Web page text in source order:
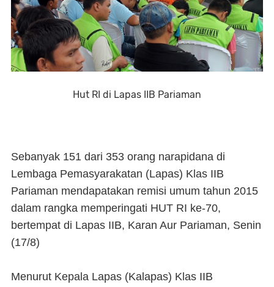
Hut RI di Lapas IIB Pariaman
Sebanyak 151 dari 353 orang narapidana di
Lembaga Pemasyarakatan (Lapas) Klas IIB
Pariaman mendapatakan remisi umum tahun 2015
dalam rangka memperingati HUT RI ke-70,
bertempat di Lapas IIB, Karan Aur Pariaman, Senin
(17/8)
Menurut Kepala Lapas (Kalapas) Klas IIB